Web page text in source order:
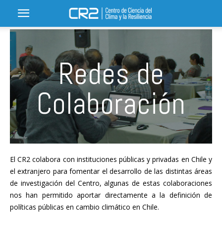
Redes de
Colaboración
El CR2 colabora con instituciones públicas y privadas en Chile y
el extranjero para fomentar el desarrollo de las distintas áreas
de investigación del Centro, algunas de estas colaboraciones
nos han permitido aportar directamente a la definición de
políticas públicas en cambio climático en Chile.